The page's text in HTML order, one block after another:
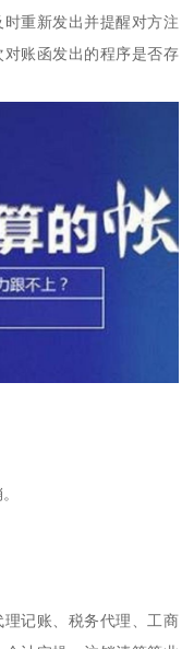
重新发出并提醒对方注
账函发出的程序是否存
记账、税务代理、工商